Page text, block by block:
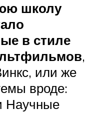
школу
в стиле
,
или же
вроде:
Научные